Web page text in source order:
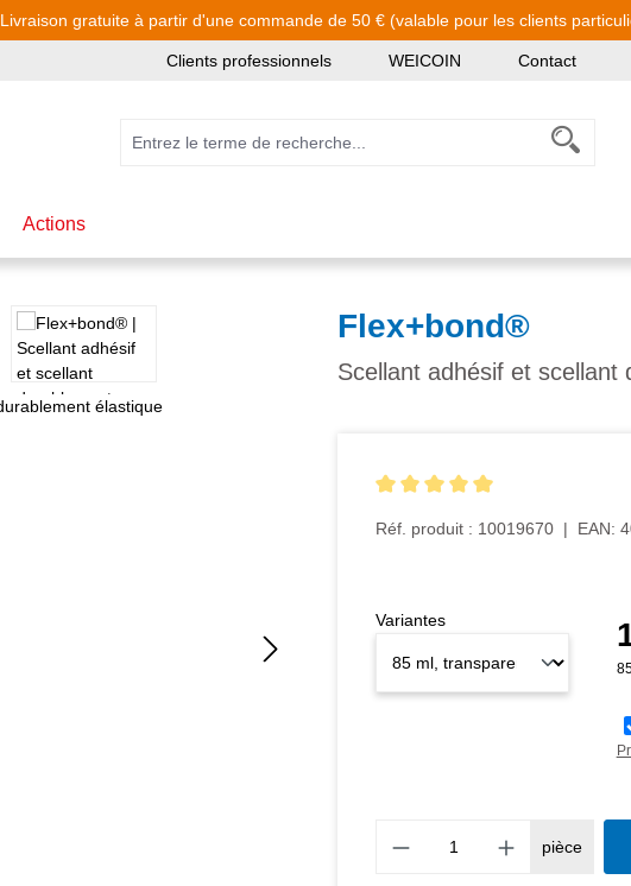
Livraison gratuite à partir d'une commande de 50 € (valable pour les clients
Clients professionnels WEICOIN Contact
Actions
Flex+bond®
Scellant adhésif et scellant
Réf. produit : 10019670 | EAN:
Variantes
pièce